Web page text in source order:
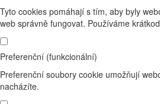
Tyto cookies pomáhají s tím, aby byly
web správně fungovat. Používáme
Preferenční (funkcionální)
Preferenční soubory cookie umožňují
nacházíte.